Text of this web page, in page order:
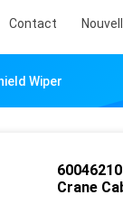
Contact
Wiper
Crane